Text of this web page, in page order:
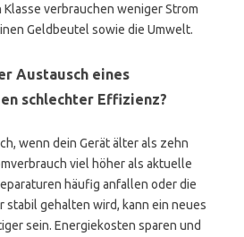
verbrauchen weniger Strom
Geldbeutel sowie die Umwelt.
Austausch eines
schlechter Effizienz?
wenn dein Gerät älter als zehn
viel höher als aktuelle
häufig anfallen oder die
stabil gehalten wird, kann ein neues
sein. Energiekosten sparen und